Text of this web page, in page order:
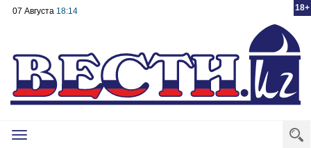
18+
07 Августа 18:14
Toggle